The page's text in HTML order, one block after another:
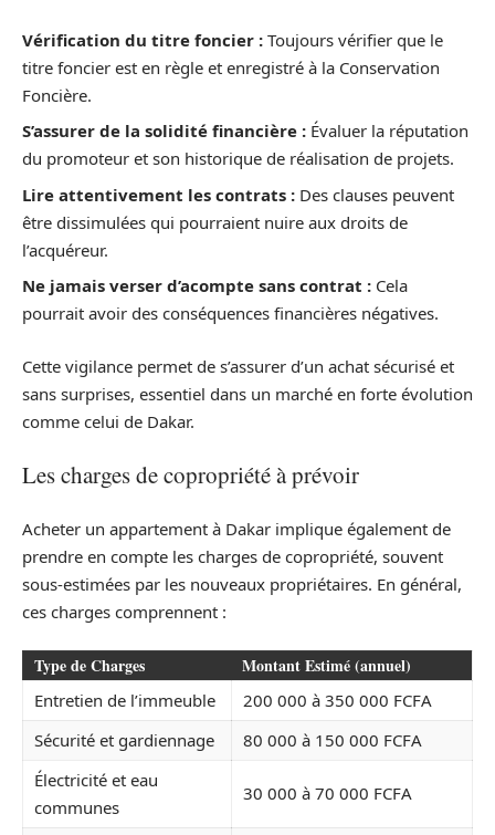
Vérification du titre foncier : Toujours vérifier que le
titre foncier est en règle et enregistré à la Conservation
Foncière.
S’assurer de la solidité financière : Évaluer la réputation
du promoteur et son historique de réalisation de projets.
Lire attentivement les contrats : Des clauses peuvent
être dissimulées qui pourraient nuire aux droits de
l’acquéreur.
Ne jamais verser d’acompte sans contrat : Cela
pourrait avoir des conséquences financières négatives.
Cette vigilance permet de s’assurer d’un achat sécurisé et
sans surprises, essentiel dans un marché en forte évolution
comme celui de Dakar.
Les charges de copropriété à prévoir
Acheter un appartement à Dakar implique également de
prendre en compte les charges de copropriété, souvent
sous-estimées par les nouveaux propriétaires. En général,
ces charges comprennent :
Type de Charges Montant Estimé (annuel)
Entretien de l’immeuble
200 000 à 350 000 FCFA
Sécurité et gardiennage
80 000 à 150 000 FCFA
Électricité et eau
communes
30 000 à 70 000 FCFA